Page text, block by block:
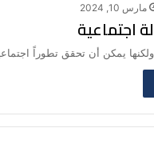
مارس 10, 2024
اجتماعية
يمكن أن تحقق تطوراً